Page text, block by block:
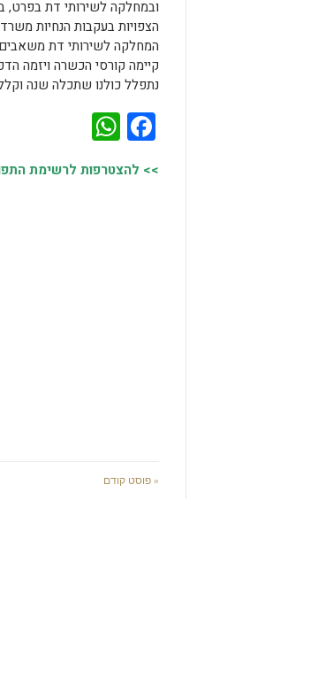
ובמחלקה לשירותי דת בפרט,
הצפויות בעקבות הנחיות
המחלקה לשירותי דת משאבים
קיימה קורסי הכשרה ויזמה
נתפלל כולנו שתכלה שנה
Facebook
>> להצטרפות לרשימת
« פוסט קודם